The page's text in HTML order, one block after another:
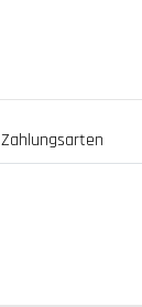
Zahlungsarten